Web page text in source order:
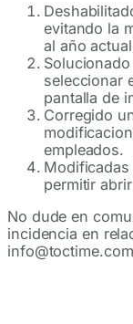
evitando la
al año
seleccionar
pantalla de
Corregido
empleados.
permitir
No dude en
incidencia en